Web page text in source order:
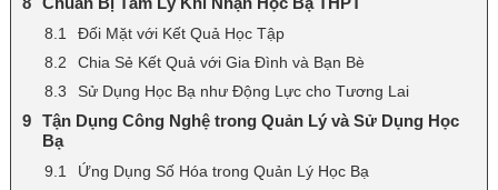
Đối Mặt với Kết Quả Học Tập
Chia Sẻ Kết Quả với Gia Đình và Bạn Bè
Sử Dụng Học Bạ như Động Lực cho Tương Lai
Tận Dụng Công Nghệ trong Quản Lý và Sử Dụng Học
Bạ
Ứng Dụng Số Hóa trong Quản Lý Học Bạ